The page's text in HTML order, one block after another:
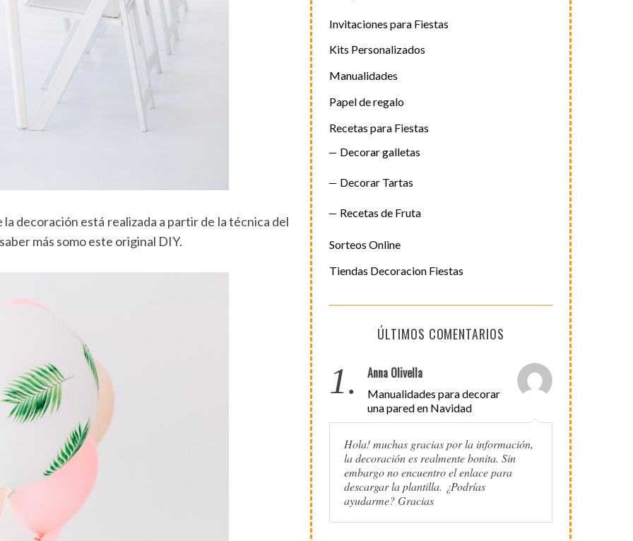
decoración está realizada a partir de la técnica del
más somo este original DIY.
Invitaciones para Fiestas
Kits Personalizados
Manualidades
Papel de regalo
Recetas para Fiestas
Decorar galletas
Decorar Tartas
Recetas de Fruta
Sorteos Online
Tiendas Decoracion Fiestas
ÚLTIMOS COMENTARIOS
1. Anna Olivella
Manualidades para decorar
una pared en Navidad
Hola! muchas gracias por la información,
la decoración es realmente bonita. Sin
embargo no encuentro el enlace para
descargar la plantilla. ¿Podrías
ayudarme? Gracias